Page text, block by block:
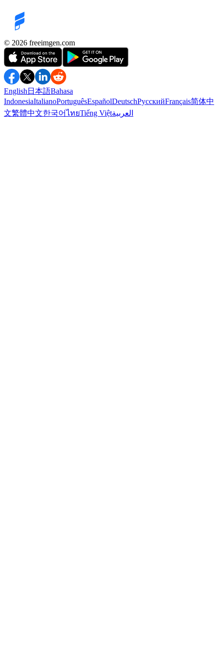
©️ 2026 freeimgen.com
English 日本語Bahasa
IndonesiaItalianoPortuguêsEspañolDeutschРусскийFrançais简体中
文繁體中文한국어ไทยTiếng Việtالعربية